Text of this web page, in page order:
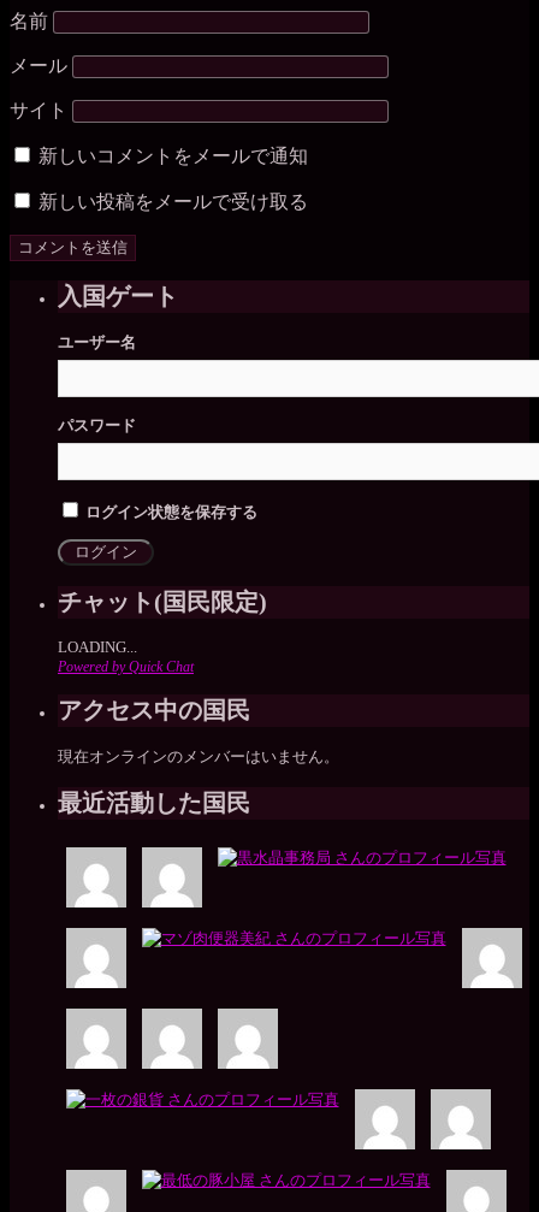
名前
メール
サイト
新しいコメントをメールで通知
新しい投稿をメールで受け取る
入国ゲート
ユーザー名
パスワード
ログイン状態を保存する
チャット(国民限定)
LOADING...
Powered by Quick Chat
アクセス中の国民
現在オンラインのメンバーはいません。
最近活動した国民